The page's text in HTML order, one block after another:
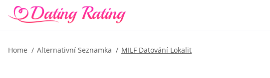
Home Alternativní Seznamka MILF Datování Lokalit